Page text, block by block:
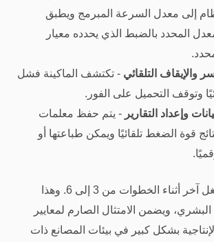
إلى معدل السرعة المبرمج ويطبق
المحدد بالضبط الذي يحدده معيار
والإيقاف التلقائي - تكتشف الماكينة فشل
وتوقف التحميل على الفور.
وإعداد التقارير - يتم حفظ معلمات
قوة الضغط تلقائيًا ويمكن طباعتها أو
لا يلزم إدخال مشغل آخر أثناء الخطوات من 3 إلى 6. وهذا
ويضمن الامتثال الصارم لمعايير
بشكل كبير في بيئات المصانع ذات